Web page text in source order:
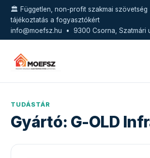
🏛️ Független, non-profit szakmai
tájékoztatás a fogyasztókért
info@moefsz.hu • 9300 Csorna, Szatmári
TUDÁSTÁR
Gyártó: G-OLD